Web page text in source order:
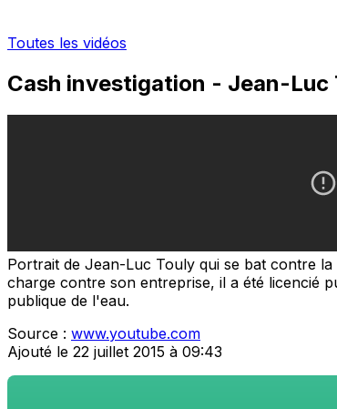
Toutes les vidéos
Cash investigation - Jean-Luc
Portrait de Jean-Luc Touly qui se bat contre
charge contre son entreprise, il a été licencié
publique de l'eau.
Source : www.youtube.com
Ajouté le 22 juillet 2015 à 09:43